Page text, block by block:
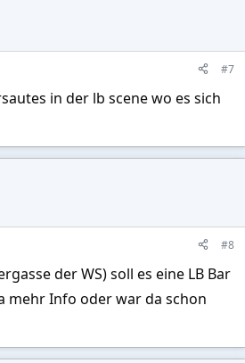
#7
in der lb scene wo es sich
#8
der WS) soll es eine LB Bar
mehr Info oder war da schon